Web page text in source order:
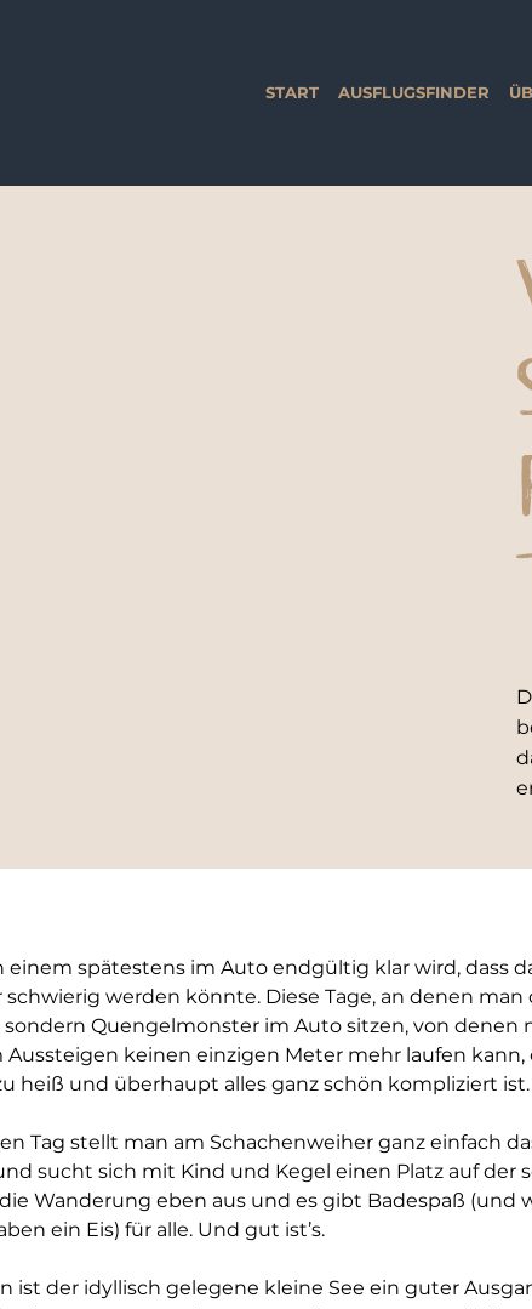
START AUSFLUGSFINDER
einem spätestens im Auto endgültig klar wird, dass
werden könnte. Diese Tage, an denen man
sondern Quengelmonster im Auto sitzen, von denen
Aussteigen keinen einzigen Meter mehr laufen kann,
heiß und überhaupt alles ganz schön kompliziert ist.
Tag stellt man am Schachenweiher ganz einfach
sucht sich mit Kind und Kegel einen Platz auf der
Wanderung eben aus und es gibt Badespaß (und
ein Eis) für alle. Und gut ist’s.
ist der idyllisch gelegene kleine See ein guter